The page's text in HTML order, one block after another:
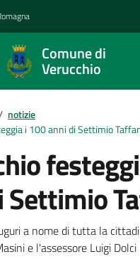
Comune di
Verucchio
in evidenza
notizie
i 100 anni di Settimio
Settimio
della notizia
a nome di tutta la
e l'assessore Luigi Dolci